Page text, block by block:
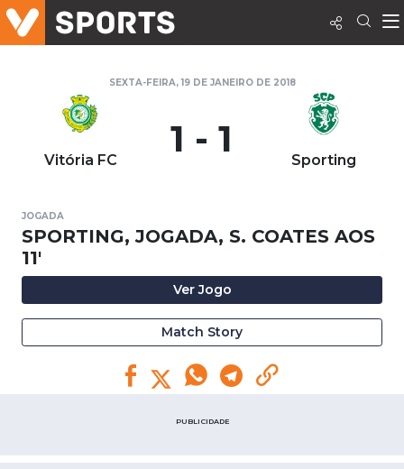
SEXTA-FEIRA, 19 DE JANEIRO DE 2018
Vitória FC 1 - 1 Sporting
JOGADA
SPORTING, JOGADA, S. COATES AOS
11'
Ver Jogo
Match Story
PUBLICIDADE